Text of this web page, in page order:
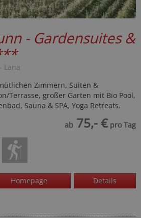
- Gardensuites &
Lana
Zimmern, Suiten &
Terrasse, großer Garten mit Bio Pool,
Sauna & SPA, Yoga Retreats.
ab 75,- € pro Tag
Homepage Details